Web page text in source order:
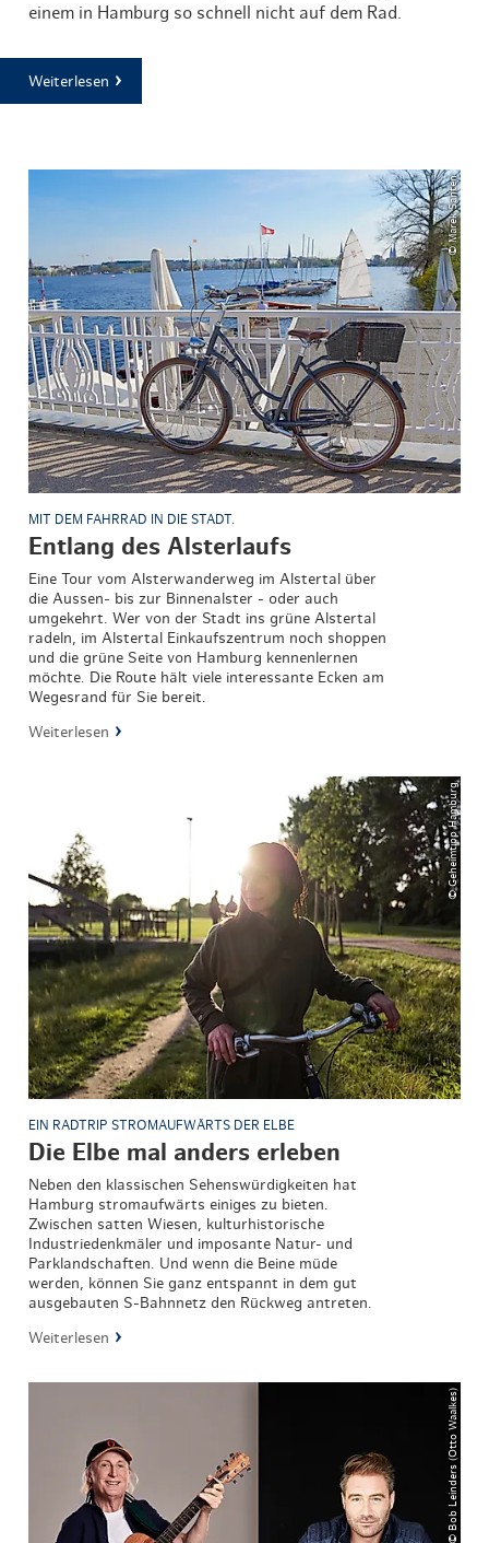
einem in Hamburg so schnell nicht auf dem Rad.
Weiterlesen
© Marek Santen
MIT DEM FAHRRAD IN DIE STADT.
Entlang des Alsterlaufs
Eine Tour vom Alsterwanderweg im Alstertal über
die Aussen- bis zur Binnenalster - oder auch
umgekehrt. Wer von der Stadt ins grüne Alstertal
radeln, im Alstertal Einkaufszentrum noch shoppen
und die grüne Seite von Hamburg kennenlernen
möchte. Die Route hält viele interessante Ecken am
Wegesrand für Sie bereit.
Weiterlesen
© Geheimtipp Hamburg
EIN RADTRIP STROMAUFWÄRTS DER ELBE
Die Elbe mal anders erleben
Neben den klassischen Sehenswürdigkeiten hat
Hamburg stromaufwärts einiges zu bieten.
Zwischen satten Wiesen, kulturhistorische
Industriedenkmäler und imposante Natur- und
Parklandschaften. Und wenn die Beine müde
werden, können Sie ganz entspannt in dem gut
ausgebauten S-Bahnnetz den Rückweg antreten.
Weiterlesen
© Bob Leinders (Otto Waalkes)